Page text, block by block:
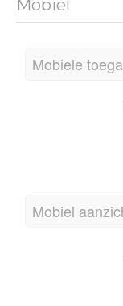
Mobiel
Mobiele
Mobiel